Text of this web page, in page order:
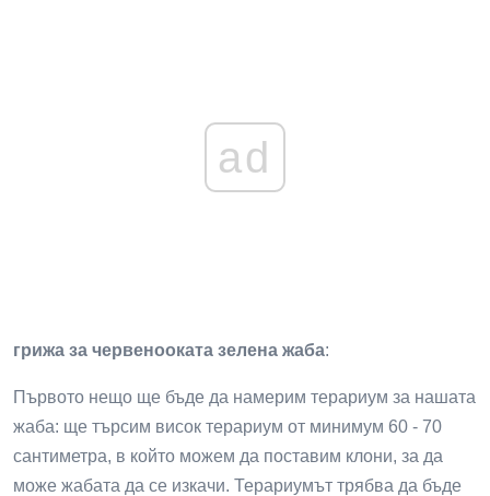
ad
грижа за червенооката зелена жаба:
Първото нещо ще бъде да намерим терариум за нашата
жаба: ще търсим висок терариум от минимум 60 - 70
сантиметра, в който можем да поставим клони, за да
може жабата да се изкачи. Терариумът трябва да бъде